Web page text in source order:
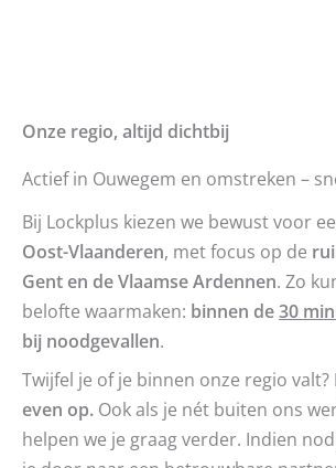
Onze regio, altijd dichtbij
Actief in Ouwegem en omstreken –
Bij Lockplus kiezen we bewust voor
Oost-Vlaanderen, met focus op de
Gent en de Vlaamse Ardennen. Zo
belofte waarmaken: binnen de30
bij noodgevallen.
Twijfel je of je binnen onze regio valt?
even op. Ook als je nét buiten ons
helpen we je graag verder. Indien